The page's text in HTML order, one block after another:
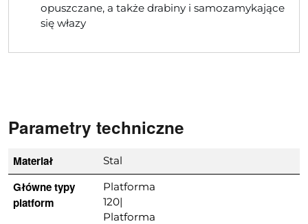
opuszczane, a także drabiny i samozamykające
się włazy
Parametry techniczne
Materiał Stal
Główne typy
platform
Platforma
120|
Platforma